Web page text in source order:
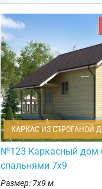
КАРКАС ИЗ СТРОГАНОЙ
№123 Каркасный дом
спальнями 7х9
Размер: 7х9 м